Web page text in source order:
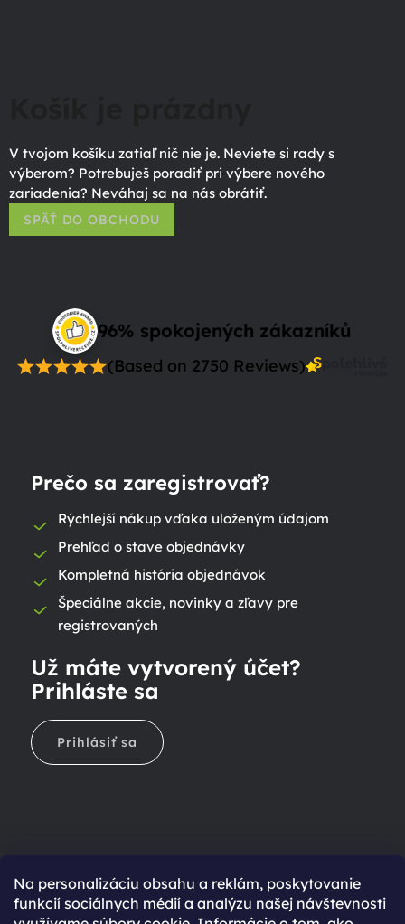
Na personalizáciu obsahu a reklám, poskytovanie
funkcií sociálnych médií a analýzu našej návštevnosti
V tvojom košíku zatiaľ nič nie je. Neviete si rady s
výberom? Potrebuješ poradiť pri výbere nového
zariadenia? Neváhaj sa na nás obrátiť.
SPÄŤ DO OBCHODU
96% spokojených zákazníků
(Based on 2750 Reviews)
Prečo sa zaregistrovať?
Rýchlejší nákup vďaka uloženým údajom
Prehľad o stave objednávky
Kompletná história objednávok
Špeciálne akcie, novinky a zľavy pre
registrovaných
Už máte vytvorený účet?
Prihláste sa
Prihlásiť sa
Ešte nemáte účet?